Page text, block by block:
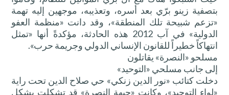
بتصفية زينو برّي بعد أسره، وتعذيبه، موجهين إليه تهمة
«تزعم شبيحة تلك المنطقة»، وقد دانت «منظمة العفو
الدولية» في آب 2012 هذه الحادثة، مؤكدةً أنها «تمثل
انتهاكاً خطيراً للقانون الإنساني الدولي وجريمة حرب».
مسلحو «النصرة» يقاتلون
إلى جانب مسلحي «التوحيد»
دخلت كتائب «نور الدين زنكي» حي صلاح الدين تحت راية
«لواء التوحيد»، وكانت «جبهة النصرة» قد تشكلت بشكل